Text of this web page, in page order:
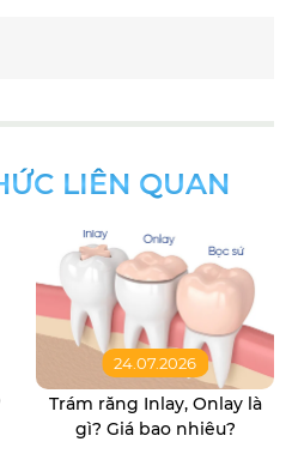
LIÊN QUAN
24.07.2026
Trám răng Inlay, Onlay là
gì? Giá bao nhiêu?